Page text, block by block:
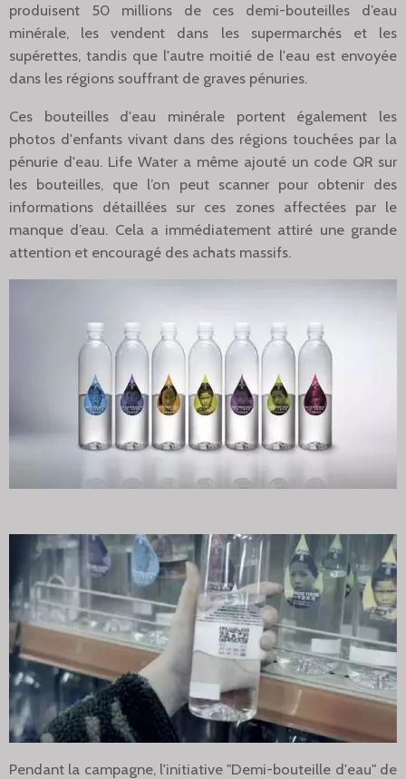
produisent 50 millions de ces demi-bouteilles d’eau
minérale, les vendent dans les supermarchés et les
supérettes, tandis que l'autre moitié de l'eau est envoyée
dans les régions souffrant de graves pénuries.
Ces bouteilles d'eau minérale portent également les
photos d'enfants vivant dans des régions touchées par la
pénurie d'eau. Life Water a même ajouté un code QR sur
les bouteilles, que l’on peut scanner pour obtenir des
informations détaillées sur ces zones affectées par le
manque d’eau. Cela a immédiatement attiré une grande
attention et encouragé des achats massifs.
Pendant la campagne, l'initiative "Demi-bouteille d'eau" de